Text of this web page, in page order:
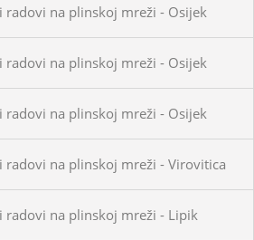
radovi na plinskoj mreži - Osijek
radovi na plinskoj mreži - Osijek
radovi na plinskoj mreži - Osijek
radovi na plinskoj mreži - Virovitica
radovi na plinskoj mreži - Lipik